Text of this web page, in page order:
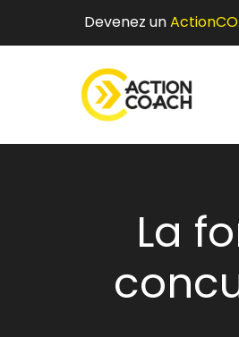
Devenez un
La